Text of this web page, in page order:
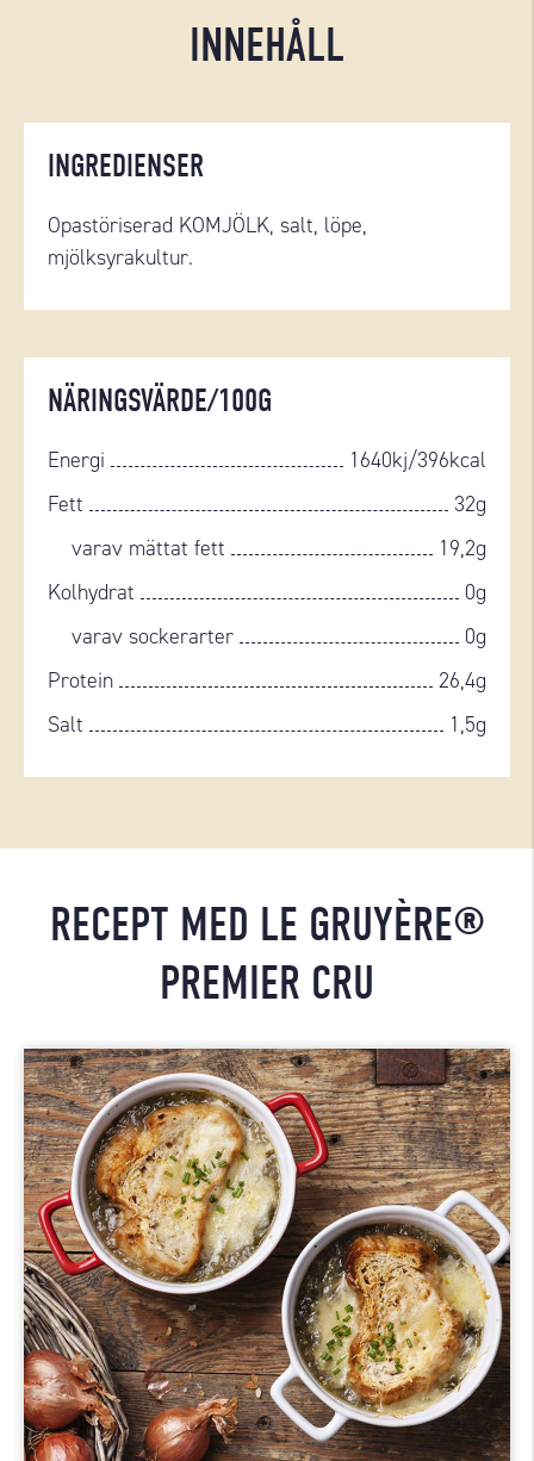
INNEHÅLL
INGREDIENSER
Opastöriserad KOMJÖLK, salt, löpe,
mjölksyrakultur.
NÄRINGSVÄRDE/100G
Energi
1640kj/396kcal
Fett
32g
varav mättat fett
19,2g
Kolhydrat
0g
varav sockerarter
0g
Protein
26,4g
Salt
1,5g
RECEPT MED LE GRUYÈRE®
PREMIER CRU